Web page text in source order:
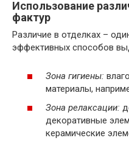
Использование
фактур
Различие в отделках –
эффективных способов
Зона гигиены:
материалы,
Зона релаксации:
декоративные
керамические